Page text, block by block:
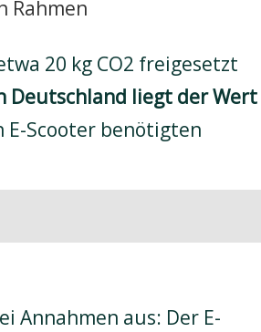
Rahmen
20 kg CO2 freigesetzt
Deutschland liegt der Wert
Scooter benötigten
Annahmen aus: Der E-